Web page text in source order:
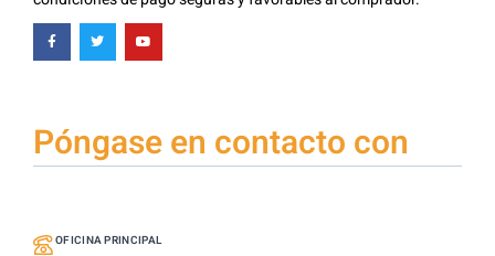
Póngase en contacto con
OFICINA PRINCIPAL